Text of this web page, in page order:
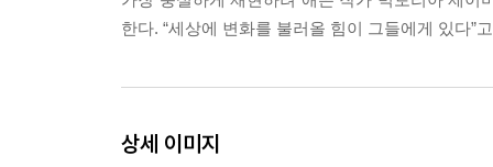
한다. “세상에 변화를 불러올 힘이 그들에게 있다”
상세 이미지